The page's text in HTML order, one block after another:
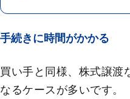
手続きに時間がかかる
買い手と同様、株式譲渡
なるケースが多いです。